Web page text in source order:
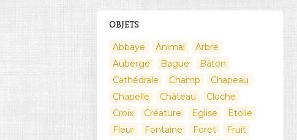
OBJETS
Abbaye Animal
Arbre
Auberge
Bague
Bâton
Cathédrale
Champ
Chapeau
Chapelle
Château
Cloche
Croix
Créature Eglise
Etoile
Fleur
Fontaine Foret
Fruit